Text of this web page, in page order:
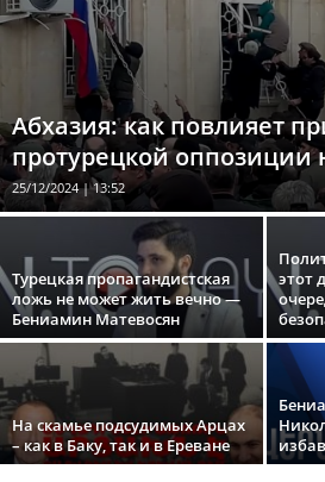
Абхазия: как повлияет
протурецкой оппозиции
25/12/2024 | 13:52
Турецкая пропагандистская
ложь не может жить вечно —
Бениамин Матевосян
этот
На скамье подсудимых Арцах
– как в Баку, так и в Ереване